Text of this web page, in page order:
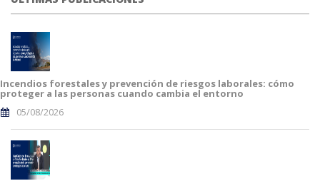
Incendios forestales y prevención de riesgos laborales: cómo
proteger a las personas cuando cambia el entorno
05/08/2026